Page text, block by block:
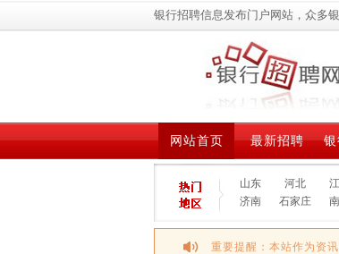
银行招聘信息发布门户网站，众多
网站首页 最新招聘
山东 河北
济南
石家庄
重要提醒：本站作为资